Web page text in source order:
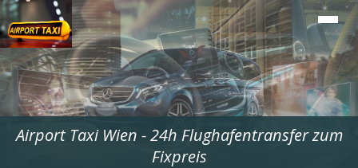
Airport Taxi Wien - 24h Flughafentransfer zum
Fixpreis